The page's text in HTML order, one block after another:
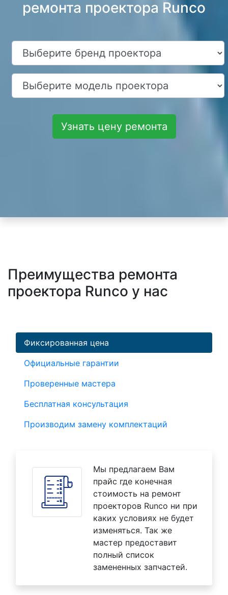
ремонта проектора Runco
Узнать цену ремонта
Преимущества ремонта
проектора Runco у нас
Фиксированная цена
Официальные гарантии
Проверенные мастера
Бесплатная консультация
Производим замену комплектаций
Мы предлагаем Вам
прайс где конечная
стоимость на ремонт
проекторов Runco ни при
каких условиях не будет
изменяться. Так же
мастер предоставит
полный список
замененных запчастей.